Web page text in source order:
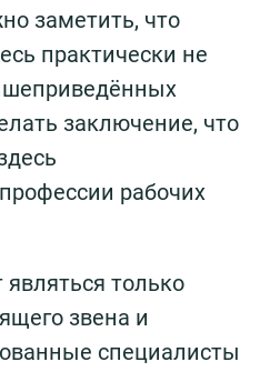
заметить, что
практически не
заключение, что
рабочих
только
звена и
специалисты